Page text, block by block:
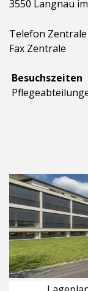
3550 Langnau
Telefon Zentrale
Fax Zentrale
Besuchszeiten